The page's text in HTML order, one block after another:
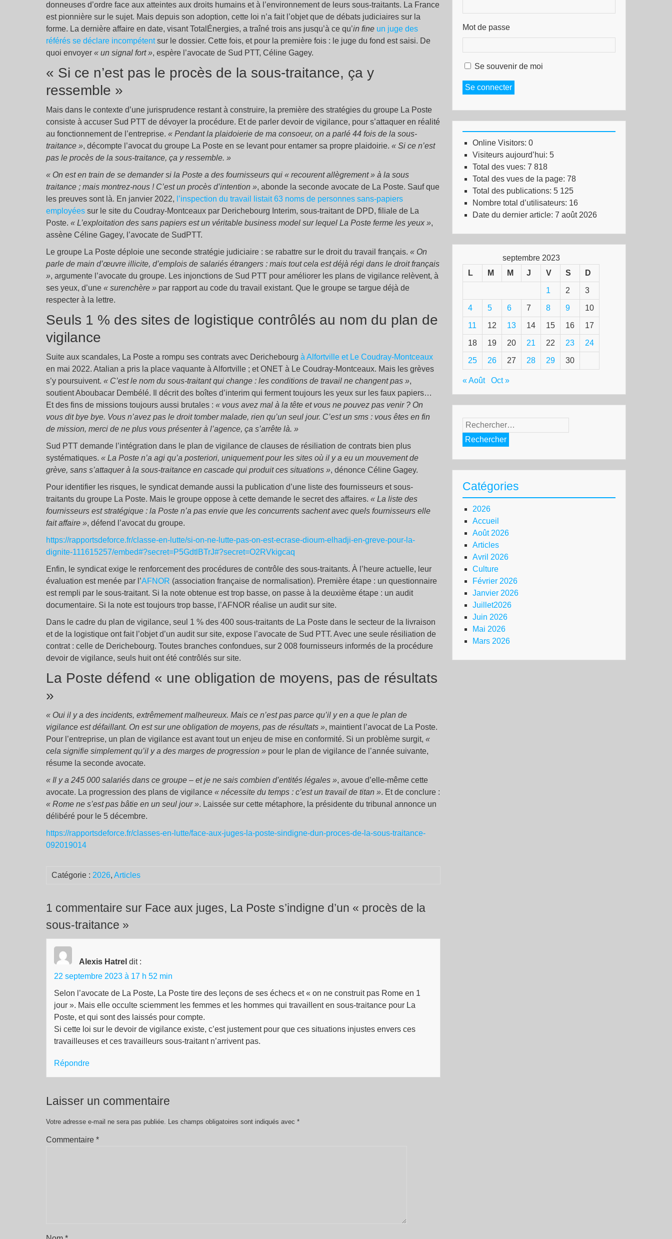
donneuses d’ordre face aux atteintes aux droits humains et à l’environnement de leurs sous-traitants. La France
est pionnière sur le sujet. Mais depuis son adoption, cette loi n’a fait l’objet que de débats judiciaires sur la
forme. La dernière affaire en date, visant TotalÉnergies, a traîné trois ans jusqu’à ce qu’in fine un juge des
référés se déclare incompétentsur le dossier. Cette fois, et pour la première fois : le juge du fond est saisi. De
quoi envoyer « un signal fort », espère l’avocate de Sud PTT, Céline Gagey.
« Si ce n’est pas le procès de la sous-traitance, ça y
ressemble »
Mais dans le contexte d’une jurisprudence restant à construire, la première des stratégies du groupe La Poste
consiste à accuser Sud PTT de dévoyer la procédure. Et de parler devoir de vigilance, pour s’attaquer en réalité
au fonctionnement de l’entreprise. « Pendant la plaidoierie de ma consoeur, on a parlé 44 fois de la sous-
traitance », décompte l’avocat du groupe La Poste en se levant pour entamer sa propre plaidoirie. « Si ce n’est
pas le procès de la sous-traitance, ça y ressemble. »
« On est en train de se demander si la Poste a des fournisseurs qui « recourent allègrement » à la sous
traitance ; mais montrez-nous ! C’est un procès d’intention », abonde la seconde avocate de La Poste. Sauf que
les preuves sont là. En janvier 2022, l’inspection du travail listait 63 noms de personnes sans-papiers
employées sur le site du Coudray-Montceaux par Derichebourg Interim, sous-traitant de DPD, filiale de La
Poste. « L’exploitation des sans papiers est un véritable business model sur lequel La Poste ferme les yeux »,
assène Céline Gagey, l’avocate de SudPTT.
Le groupe La Poste déploie une seconde stratégie judiciaire : se rabattre sur le droit du travail français. « On
parle de main d’œuvre illicite, d’emplois de salariés étrangers : mais tout cela est déjà régi dans le droit français
», argumente l’avocate du groupe. Les injonctions de Sud PTT pour améliorer les plans de vigilance relèvent, à
ses yeux, d’une « surenchère » par rapport au code du travail existant. Que le groupe se targue déjà de
respecter à la lettre.
Seuls 1 % des sites de logistique contrôlés au nom du plan de
vigilance
Suite aux scandales, La Poste a rompu ses contrats avec Derichebourg à Alfortville et Le Coudray-Montceaux
en mai 2022. Atalian a pris la place vaquante à Alfortville ; et ONET à Le Coudray-Montceaux. Mais les grèves
s’y poursuivent. « C’est le nom du sous-traitant qui change : les conditions de travail ne changent pas »,
soutient Aboubacar Dembélé. Il décrit des boîtes d’interim qui ferment toujours les yeux sur les faux papiers…
Et des fins de missions toujours aussi brutales : « vous avez mal à la tête et vous ne pouvez pas venir ? On
vous dit bye bye. Vous n’avez pas le droit tomber malade, rien qu’un seul jour. C’est un sms : vous êtes en fin
de mission, merci de ne plus vous présenter à l’agence, ça s’arrête là. »
Sud PTT demande l’intégration dans le plan de vigilance de clauses de résiliation de contrats bien plus
systématiques. « La Poste n’a agi qu’a posteriori, uniquement pour les sites où il y a eu un mouvement de
grève, sans s’attaquer à la sous-traitance en cascade qui produit ces situations », dénonce Céline Gagey.
Pour identifier les risques, le syndicat demande aussi la publication d’une liste des fournisseurs et sous-
traitants du groupe La Poste. Mais le groupe oppose à cette demande le secret des affaires. « La liste des
fournisseurs est stratégique : la Poste n’a pas envie que les concurrents sachent avec quels fournisseurs elle
fait affaire », défend l’avocat du groupe.
https://rapportsdeforce.fr/classe-en-lutte/si-on-ne-lutte-pas-on-est-ecrase-dioum-elhadji-en-greve-pour-la-
dignite-111615257/embed#?secret=P5GdtlBTrJ#?secret=O2RVkigcaq
Enfin, le syndicat exige le renforcement des procédures de contrôle des sous-traitants. À l’heure actuelle, leur
évaluation est menée par l’AFNOR (association française de normalisation). Première étape : un questionnaire
est rempli par le sous-traitant. Si la note obtenue est trop basse, on passe à la deuxième étape : un audit
documentaire. Si la note est toujours trop basse, l’AFNOR réalise un audit sur site.
Dans le cadre du plan de vigilance, seul 1 % des 400 sous-traitants de La Poste dans le secteur de la livraison
et de la logistique ont fait l’objet d’un audit sur site, expose l’avocate de Sud PTT. Avec une seule résiliation de
contrat : celle de Derichebourg. Toutes branches confondues, sur 2 008 fournisseurs informés de la procédure
devoir de vigilance, seuls huit ont été contrôlés sur site.
La Poste défend « une obligation de moyens, pas de résultats
»
« Oui il y a des incidents, extrêmement malheureux. Mais ce n’est pas parce qu’il y en a que le plan de
vigilance est défaillant. On est sur une obligation de moyens, pas de résultats », maintient l’avocat de La Poste.
Pour l’entreprise, un plan de vigilance est avant tout un enjeu de mise en conformité. Si un problème surgit, «
cela signifie simplement qu’il y a des marges de progression » pour le plan de vigilance de l’année suivante,
résume la seconde avocate.
« Il y a 245 000 salariés dans ce groupe – et je ne sais combien d’entités légales », avoue d’elle-même cette
avocate. La progression des plans de vigilance « nécessite du temps : c’est un travail de titan ». Et de conclure :
« Rome ne s’est pas bâtie en un seul jour ». Laissée sur cette métaphore, la présidente du tribunal annonce un
délibéré pour le 5 décembre.
https://rapportsdeforce.fr/classes-en-lutte/face-aux-juges-la-poste-sindigne-dun-proces-de-la-sous-traitance-
092019014
Catégorie : 2026, Articles
1 commentaire sur Face aux juges, La Poste s’indigne d’un « procès de la
sous-traitance »
Alexis Hatrel dit :
22 septembre 2023 à 17 h 52 min
Selon l’avocate de La Poste, La Poste tire des leçons de ses échecs et « on ne construit pas Rome en 1
jour ». Mais elle occulte sciemment les femmes et les hommes qui travaillent en sous-traitance pour La
Poste, et qui sont des laissés pour compte.
Si cette loi sur le devoir de vigilance existe, c’est justement pour que ces situations injustes envers ces
travailleuses et ces travailleurs sous-traitant n’arrivent pas.
Répondre
Laisser un commentaire
Votre adresse e-mail ne sera pas publiée. Les champs obligatoires sont indiqués avec *
Commentaire *
Mot de passe
Se souvenir de moi
Se connecter
Online Visitors: 0
Visiteurs aujourd’hui: 5
Total des vues: 7 818
Total des vues de la page: 78
Total des publications: 5 125
Nombre total d’utilisateurs: 16
Date du dernier article: 7 août 2026
septembre 2023
L
M M J V S D
1 2 3
4 5 6 7 8 9 10
11 12 13 14 15 16 17
18 19 20 21 22 23 24
25 26 27 28 29 30
« Août Oct »
Rechercher :
Catégories
2026
Accueil
Août 2026
Articles
Avril 2026
Culture
Février 2026
Janvier 2026
Juillet2026
Juin 2026
Mai 2026
Mars 2026